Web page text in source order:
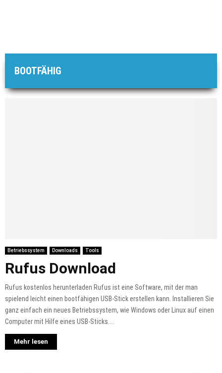
BOOTFÄHIG
Betriebssystem Downloads Tools
Rufus Download
Rufus kostenlos herunterladen Rufus ist eine Software, mit der man
spielend leicht einen bootfähigen USB-Stick erstellen kann. Installieren Sie
ganz einfach ein neues Betriebssystem, wie Windows oder Linux auf einen
Computer mit Hilfe eines USB-Sticks....
Mehr lesen